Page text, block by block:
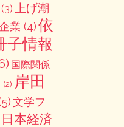
(3) 上げ潮
業 (4)依
子情報
国際関係
(2) 岸田
文学フ
日本経済